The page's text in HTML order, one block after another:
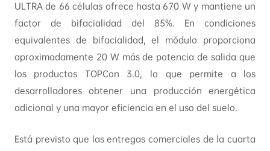
ULTRA de 66 células ofrece hasta 670 W y mantiene un
factor de bifacialidad del 85%. En condiciones
equivalentes de bifacialidad, el módulo proporciona
aproximadamente 20 W más de potencia de salida que
los productos TOPCon 3.0, lo que permite a los
desarrolladores obtener una producción energética
adicional y una mayor eficiencia en el uso del suelo.
Está previsto que las entregas comerciales de la cuarta